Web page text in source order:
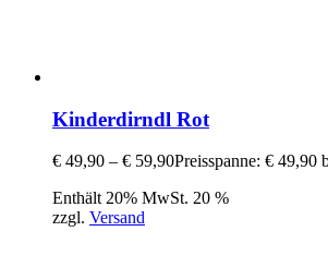
Kinderdirndl Rot
€ 49,90 – € 59,90Preisspanne: € 49,90
Enthält 20% MwSt. 20 %
zzgl. Versand